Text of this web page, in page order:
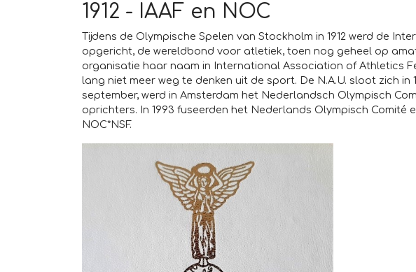
1912 - IAAF en NOC
Tijdens de Olympische Spelen van Stockholm in 1912 werd de
opgericht, de wereldbond voor atletiek, toen nog geheel op
organisatie haar naam in International Association of Athletics
lang niet meer weg te denken uit de sport. De N.A.U. sloot zich in
september, werd in Amsterdam het Nederlandsch Olympisch
oprichters. In 1993 fuseerden het Nederlands Olympisch
NOC*NSF.